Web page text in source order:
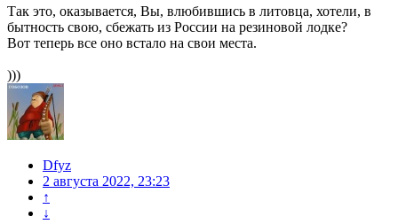
Так это, оказывается, Вы, влюбившись в литовца, хотели, в
бытность свою, сбежать из России на резиновой лодке?
Вот теперь все оно встало на свои места.
)))
Dfyz
2 августа 2022, 23:23
↑
↓